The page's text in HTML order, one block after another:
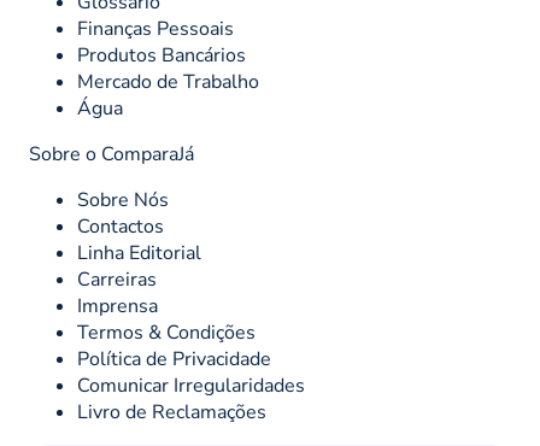
Finanças Pessoais
Produtos Bancários
Mercado de Trabalho
Água
Sobre o ComparaJá
Sobre Nós
Contactos
Linha Editorial
Carreiras
Imprensa
Termos & Condições
Política de Privacidade
Comunicar Irregularidades
Livro de Reclamações